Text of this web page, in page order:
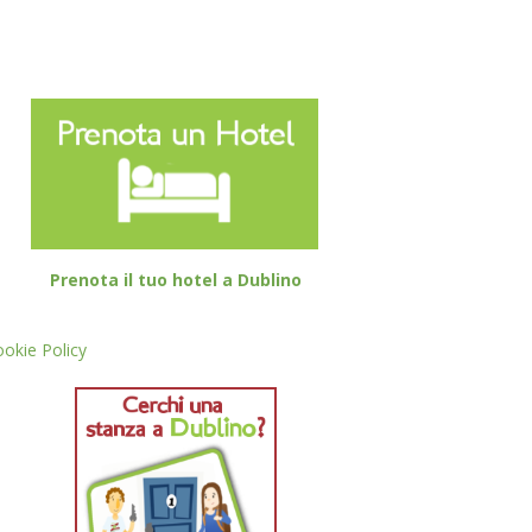
Prenota il tuo hotel a Dublino
Policy